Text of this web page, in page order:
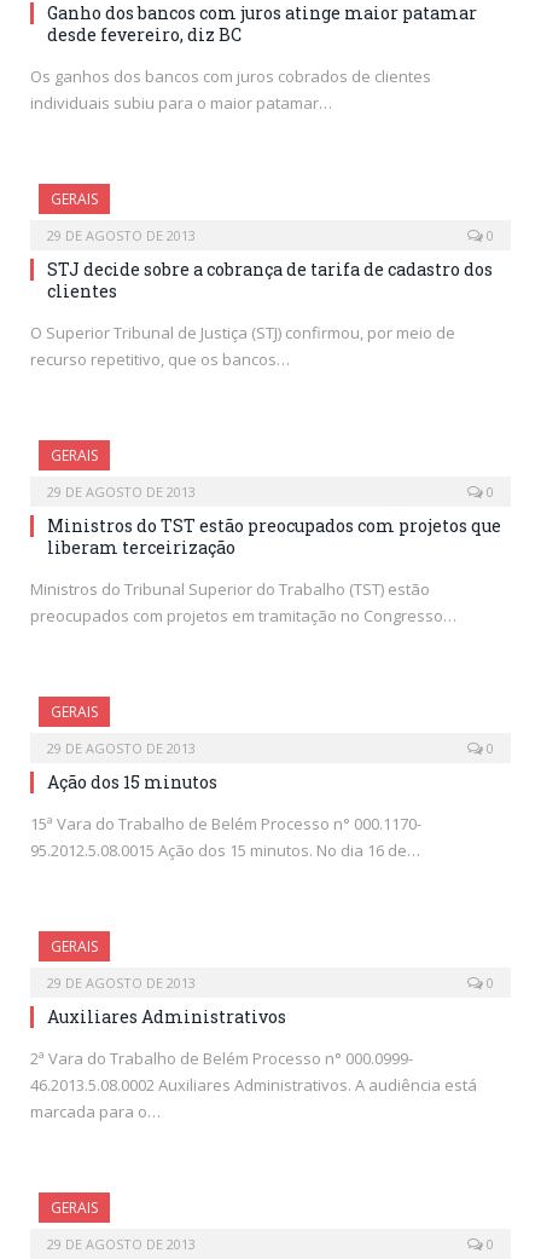
Ganho dos bancos com juros atinge maior patamar
desde fevereiro, diz BC
Os ganhos dos bancos com juros cobrados de clientes
individuais subiu para o maior patamar…
GERAIS
29 DE AGOSTO DE 2013 0
STJ decide sobre a cobrança de tarifa de cadastro dos
clientes
O Superior Tribunal de Justiça (STJ) confirmou, por meio de
recurso repetitivo, que os bancos…
GERAIS
29 DE AGOSTO DE 2013 0
Ministros do TST estão preocupados com projetos que
liberam terceirização
Ministros do Tribunal Superior do Trabalho (TST) estão
preocupados com projetos em tramitação no Congresso…
GERAIS
29 DE AGOSTO DE 2013 0
Ação dos 15 minutos
15ª Vara do Trabalho de Belém Processo n° 000.1170-
95.2012.5.08.0015 Ação dos 15 minutos. No dia 16 de…
GERAIS
29 DE AGOSTO DE 2013 0
Auxiliares Administrativos
2ª Vara do Trabalho de Belém Processo n° 000.0999-
46.2013.5.08.0002 Auxiliares Administrativos. A audiência está
marcada para o…
GERAIS
29 DE AGOSTO DE 2013 0